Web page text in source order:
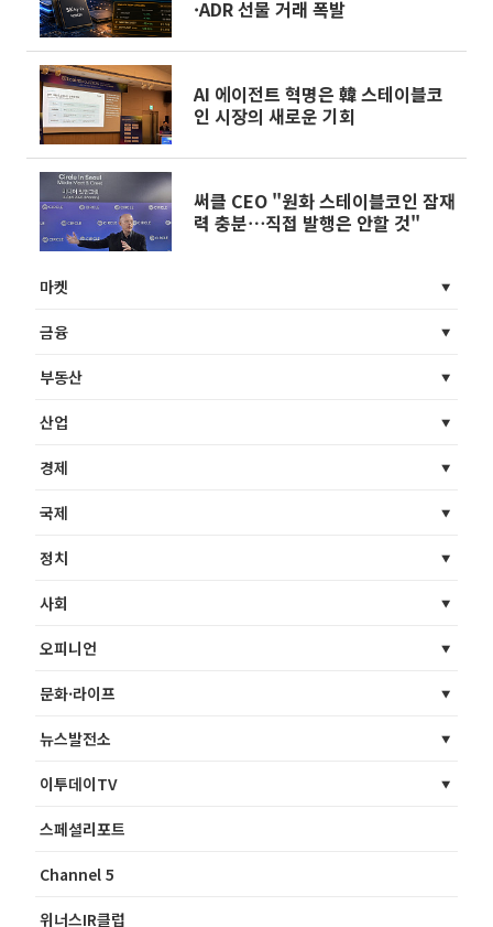
·ADR 선물 거래 폭발
AI 에이전트 혁명은 韓 스테이블코
인 시장의 새로운 기회
써클 CEO "원화 스테이블코인 잠재
력 충분⋯직접 발행은 안할 것"
마켓
금융
부동산
산업
경제
국제
정치
사회
오피니언
문화·라이프
뉴스발전소
이투데이TV
스페셜리포트
Channel 5
위너스IR클럽